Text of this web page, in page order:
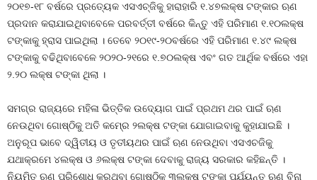
୨୦୧୭-୧୮ ବର୍ଷରେ ପ୍ରତ୍ୟେକ ଏସଏଚ୍‍ଜିକୁ ହାରାହାରି ୧.୪୭ଲକ୍ଷ ଟଙ୍କାର ଋଣ
ପ୍ରଦାନ କରାଯାଇଥିବାବେଳେ ପରବର୍ତ୍ତୀ ବର୍ଷରେ କିନ୍ତୁ ଏହି ପରିମାଣ ୧.୧୦ଲକ୍ଷ
ଟଙ୍କାକୁ ହ୍ରାସ ପାଇଥିଲା । ତେବେ ୨୦୧୯-୨୦ବର୍ଷରେ ଏହି ପରିମାଣ ୧.୪୯ ଲକ୍ଷ
ଟଙ୍କାକୁ ବଢିଥିବାବେଳେ ୨୦୨୦-୨୧ରେ ୧.୭୦ଲକ୍ଷ ଏବଂ ଗତ ଆର୍ଥିକ ବର୍ଷରେ ଏହା
୨.୨୦ ଲକ୍ଷ ଟଙ୍କା ଥିଲା ।
ସମଗ୍ର ରାଜ୍ୟରେ ମହିଳା ଭିତ୍ତିକ ଉଦ୍ୟୋଗ ପାଇଁ ପ୍ରଥମ ଥର ପାଇଁ ଋଣ
ନେଉଥିବା ଗୋଷ୍ଠିକୁ ଅତି କମ୍‍ରେ ୨ଲକ୍ଷ ଟଙ୍କା ଯୋଗାଇବାକୁ କୁହାଯାଇଛି ।
ଅନୁରୂପ ଭାବେ ଦ୍ୱିତୀୟ ଓ ତୃତୀୟଥର ପାଇଁ ଋଣ ନେଉଥିବା ଏସଏଚଜିକୁ
ଯଥାକ୍ରମେ ୪ଲକ୍ଷ ଓ ୬ଲକ୍ଷ ଟଙ୍କା ଦେବାକୁ ରାଜ୍ୟ ସରକାର କହିଛନ୍ତି ।
ନିୟମିତ ଋଣ ପରିଶୋଧ କରୁଥିବା ଗୋଷ୍ଠିକୁ ୩ଲକ୍ଷ ଟଙ୍କା ପର୍ଯ୍ୟନ୍ତ ଋଣ ବିନା